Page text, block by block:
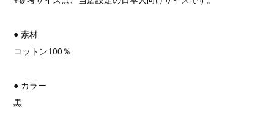
● 素材
コットン100％
● カラー
黒